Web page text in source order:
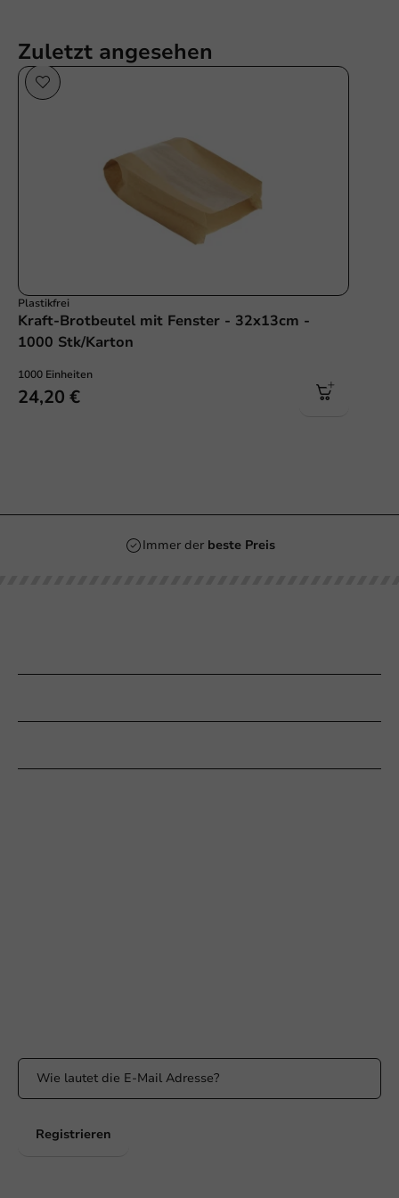
Zuletzt angesehen
Plastikfrei
Kraft-Brotbeutel mit Fenster - 32x13cm -
1000 Stk/Karton
1000 Einheiten
24,20 €
Immer der beste Preis
Registrieren